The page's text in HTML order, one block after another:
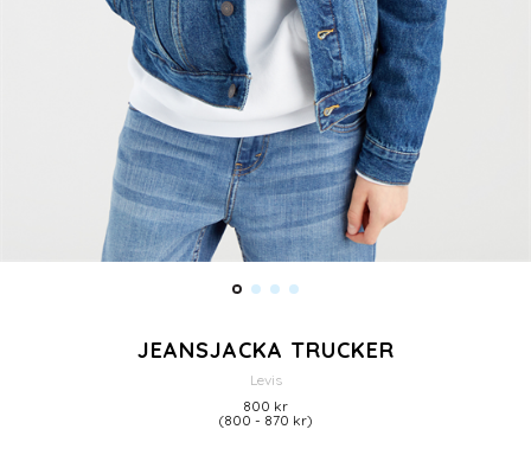
JEANSJACKA TRUCKER
Levis
800 kr
(800 - 870 kr)